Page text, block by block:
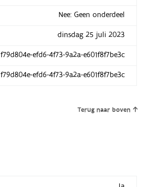
Nee: Geen onderdeel
dinsdag 25 juli 2023
f79d804e-efd6-4f73-9a2a-e601f8f7be3c
f79d804e-efd6-4f73-9a2a-e601f8f7be3c
Terug naar boven